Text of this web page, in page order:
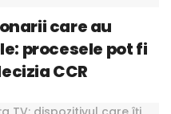
care au
procesele pot fi
CCR